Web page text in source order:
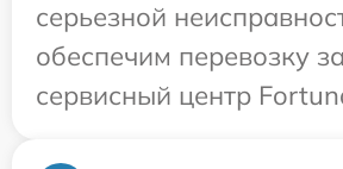
серьезной
обеспечим перевозку
сервисный центр